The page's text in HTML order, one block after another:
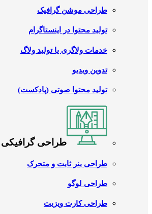
طراحی موشن گرافیک
تولید محتوا در اینستاگرام
خدمات ولاگری یا تولید ولاگ
تدوین ویدیو
تولید محتوا صوتی (پادکست)
طراحی گرافیکی
طراحی بنر ثابت و متحرک
طراحی لوگو
طراحی کارت ویزیت